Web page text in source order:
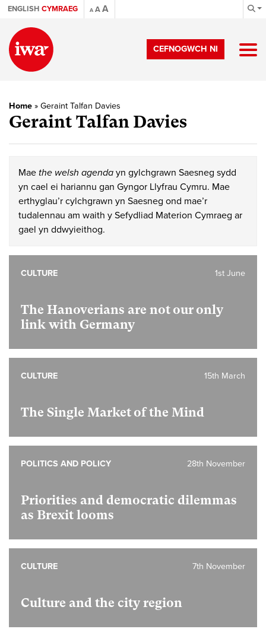
ENGLISH CYMRAEG A AA
CEFNOGWCH NI
Home » Geraint Talfan Davies
Geraint Talfan Davies
Mae the welsh agenda yn gylchgrawn Saesneg sydd
yn cael ei hariannu gan Gyngor Llyfrau Cymru. Mae
erthyglau’r cylchgrawn yn Saesneg ond mae’r
tudalennau am waith y Sefydliad Materion Cymraeg ar
gael yn ddwyieithog.
The Hanoverians are not our only
link with Germany
1st June
CULTURE
The Single Market of the Mind
15th March
CULTURE
Priorities and democratic dilemmas
as Brexit looms
28th November
POLITICS AND POLICY
Culture and the city region
7th November
CULTURE